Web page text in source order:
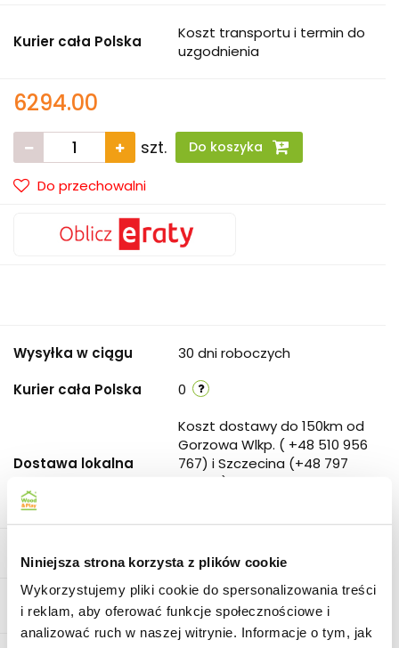
Niniejsza strona korzysta z plików cookie
Wykorzystujemy pliki cookie do spersonalizowania treści
i reklam, aby oferować funkcje społecznościowe i
analizować ruch w naszej witrynie. Informacje o tym, jak
Kurier cała Polska
Koszt transportu i termin do
uzgodnienia
6294.00
szt. Do koszyka
Do przechowalni
Wysyłka w ciągu
30 dni roboczych
Kurier cała Polska
0
Dostawa lokalna
Koszt dostawy do 150km od
Gorzowa Wlkp. ( +48 510 956
767) i Szczecina (+48 797
682 911) ustalany jest
Zadaj pytanie
Pobierz produkt do PDF